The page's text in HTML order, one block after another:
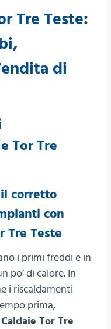
Tre Teste:
di
Tor Tre
corretto
con
Tre Teste
i primi freddi e in
po’ di calore. In
i riscaldamenti
prima,
Caldaie Tor Tre